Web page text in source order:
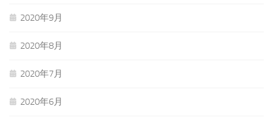
2020年9月
2020年8月
2020年7月
2020年6月